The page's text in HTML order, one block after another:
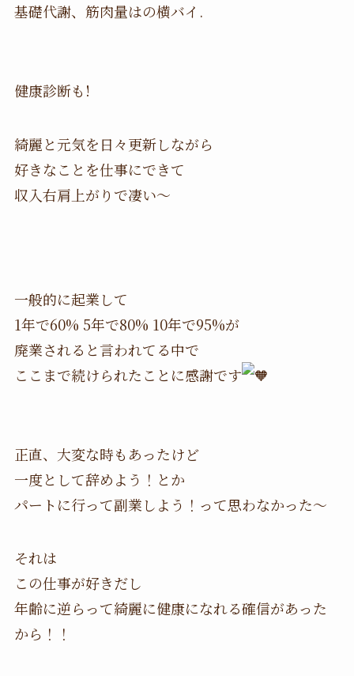
基礎代謝、筋肉量はの横バイ.
健康診断も!
綺麗と元気を日々更新しながら
好きなことを仕事にできて
収入右肩上がりで凄い〜
一般的に起業して
1年で60% 5年で80% 10年で95%が
廃業されると言われてる中で
ここまで続けられたことに感謝です
正直、大変な時もあったけど
一度として辞めよう！とか
パートに行って副業しよう！って思わなかった〜
それは
この仕事が好きだし
年齢に逆らって綺麗に健康になれる確信があった
から！！